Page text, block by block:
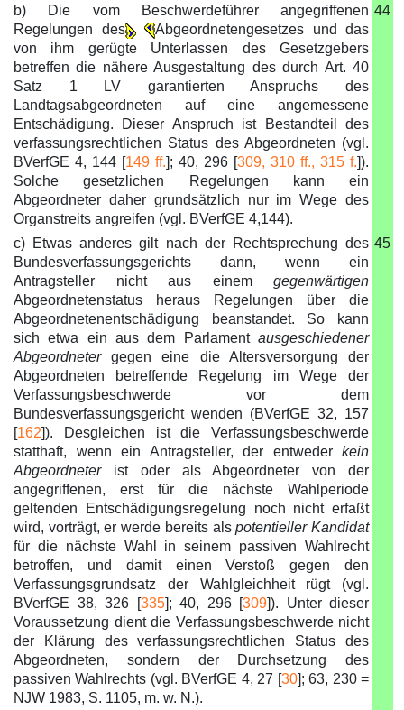
b) Die vom Beschwerdeführer angegriffenen
Regelungen des
Abgeordnetengesetzes und das
von ihm gerügte Unterlassen des Gesetzgebers
betreffen die nähere Ausgestaltung des durch Art. 40
Satz 1 LV garantierten Anspruchs des
Landtagsabgeordneten auf eine angemessene
Entschädigung. Dieser Anspruch ist Bestandteil des
verfassungsrechtlichen Status des Abgeordneten (vgl.
BVerfGE 4, 144 [149 ff.]; 40, 296 [309, 310 ff., 315 f.]).
Solche gesetzlichen Regelungen kann ein
Abgeordneter daher grundsätzlich nur im Wege des
Organstreits angreifen (vgl. BVerfGE 4,144).
44
c) Etwas anderes gilt nach der Rechtsprechung des
Bundesverfassungsgerichts dann, wenn ein
Antragsteller nicht aus einem gegenwärtigen
Abgeordnetenstatus heraus Regelungen über die
Abgeordnetenentschädigung beanstandet. So kann
sich etwa ein aus dem Parlament ausgeschiedener
Abgeordnetergegen eine die Altersversorgung der
Abgeordneten betreffende Regelung im Wege der
Verfassungsbeschwerde vor dem
Bundesverfassungsgericht wenden (BVerfGE 32, 157
[162]). Desgleichen ist die Verfassungsbeschwerde
statthaft, wenn ein Antragsteller, der entweder kein
Abgeordneter ist oder als Abgeordneter von der
angegriffenen, erst für die nächste Wahlperiode
geltenden Entschädigungsregelung noch nicht erfaßt
wird, vorträgt, er werde bereits alspotentieller Kandidat
für die nächste Wahl in seinem passiven Wahlrecht
betroffen, und damit einen Verstoß gegen den
Verfassungsgrundsatz der Wahlgleichheit rügt (vgl.
BVerfGE 38, 326 [335]; 40, 296 [309]). Unter dieser
Voraussetzung dient die Verfassungsbeschwerde nicht
der Klärung des verfassungsrechtlichen Status des
Abgeordneten, sondern der Durchsetzung des
passiven Wahlrechts (vgl. BVerfGE 4, 27 [30]; 63, 230 =
NJW 1983, S. 1105, m. w. N.).
45